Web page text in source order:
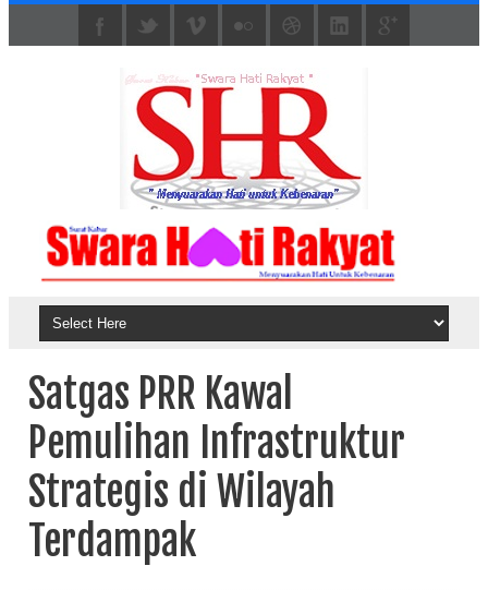
Satgas PRR Kawal
Pemulihan Infrastruktur
Strategis di Wilayah
Terdampak